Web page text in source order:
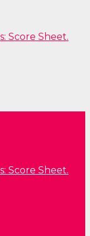
Score Sheet.
Score Sheet.